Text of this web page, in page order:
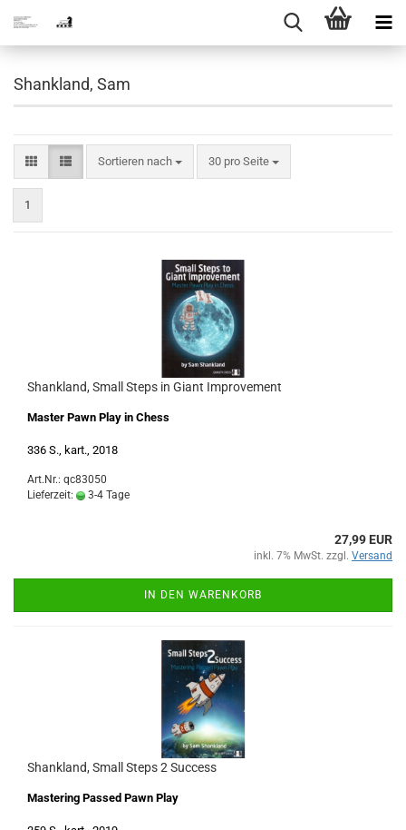
Shankland, Sam
Sortieren nach
Sortieren nach 30 pro Seite
pro Seite
1
Shankland, Small Steps in Giant Improvement
Master Pawn Play in Chess
336 S., kart., 2018
Art.Nr.: qc83050
Lieferzeit:
3-4 Tage
27,99 EUR
inkl. 7% MwSt. zzgl. Versand
IN DEN WARENKORB
Shankland, Small Steps 2 Success
Mastering Passed Pawn Play